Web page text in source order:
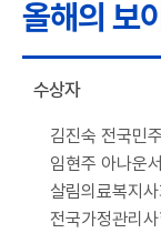
올해의 보
수상자
김진숙 전국민
임현주 아나운서
살림의료복지
전국가정관리사